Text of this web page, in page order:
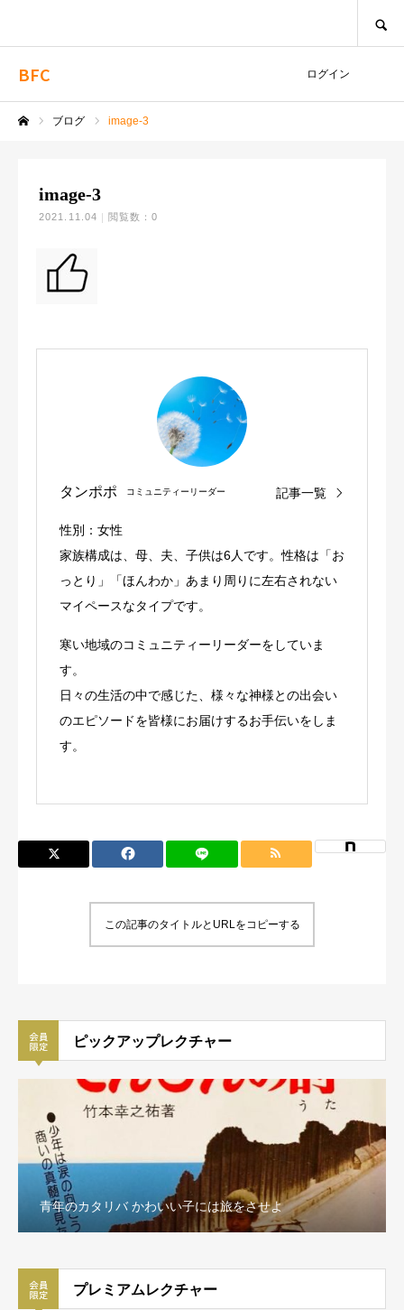
BFC ログイン
ブログ image-3
image-3
2021.11.04 閲覧数：0
タンポポ コミュニティーリーダー 記事一覧
性別：女性
家族構成は、母、夫、子供は6人です。性格は「お
っとり」「ほんわか」あまり周りに左右されない
マイペースなタイプです。
寒い地域のコミュニティーリーダーをしていま
す。
日々の生活の中で感じた、様々な神様との出会い
のエピソードを皆様にお届けするお手伝いをしま
す。
この記事のタイトルとURLをコピーする
ピックアップレクチャー
青年のカタリバ かわいい子には旅をさせよ
プレミアムレクチャー